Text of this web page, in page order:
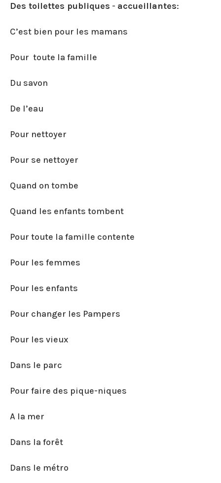
Des toilettes publiques - accueillantes:
C’est bien pour les mamans
Pour toute la famille
Du savon
De l’eau
Pour nettoyer
Pour se nettoyer
Quand on tombe
Quand les enfants tombent
Pour toute la famille contente
Pour les femmes
Pour les enfants
Pour changer les Pampers
Pour les vieux
Dans le parc
Pour faire des pique-niques
A la mer
Dans la forêt
Dans le métro